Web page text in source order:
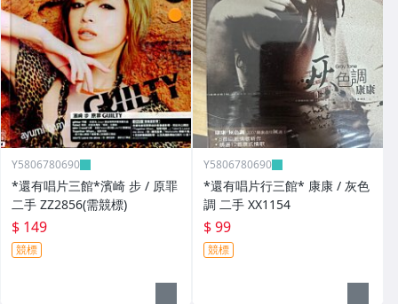
Y5806780690
*還有唱片三館*濱崎 步 / 原罪
二手 ZZ2856(需競標)
$ 149
競標
Y5806780690
*還有唱片行三館* 康康 / 灰色
調 二手 XX1154
$ 99
競標